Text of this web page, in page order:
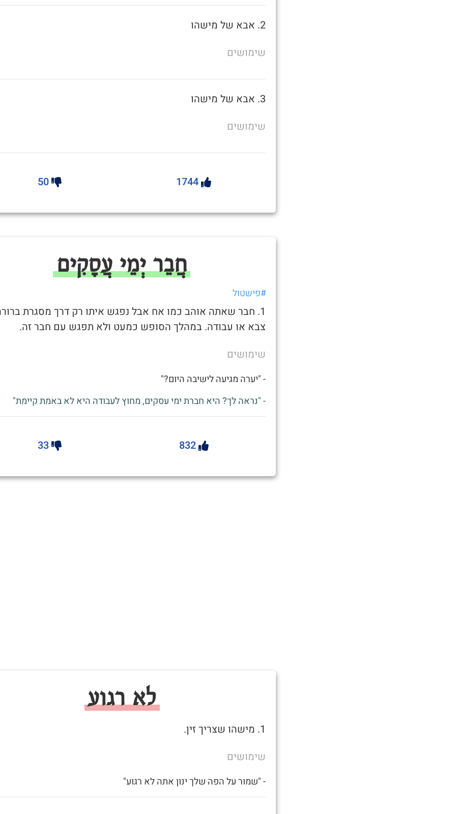
2. אבא של מישהו
שימושים
3. אבא של מישהו
שימושים
1744
50
חֲבֵר יְמֵי עֲסָקִים
#פישטול
1. חבר שאתה אוהב כמו אח אבל נפגש איתו רק דרך מסגרת
צבא או עבודה. במהלך הסופש כמעט ולא תפגש עם חבר זה.
שימושים
- "יערה מגיעה לישיבה היום?"
- "נראה לך? היא חברת ימי עסקים, מחוץ לעבודה היא לא באמת קיימת"
832
33
לא רגוע
1. מישהו שצריך זין.
שימושים
- "שמור על הפה שלך ינון אתה לא רגוע"